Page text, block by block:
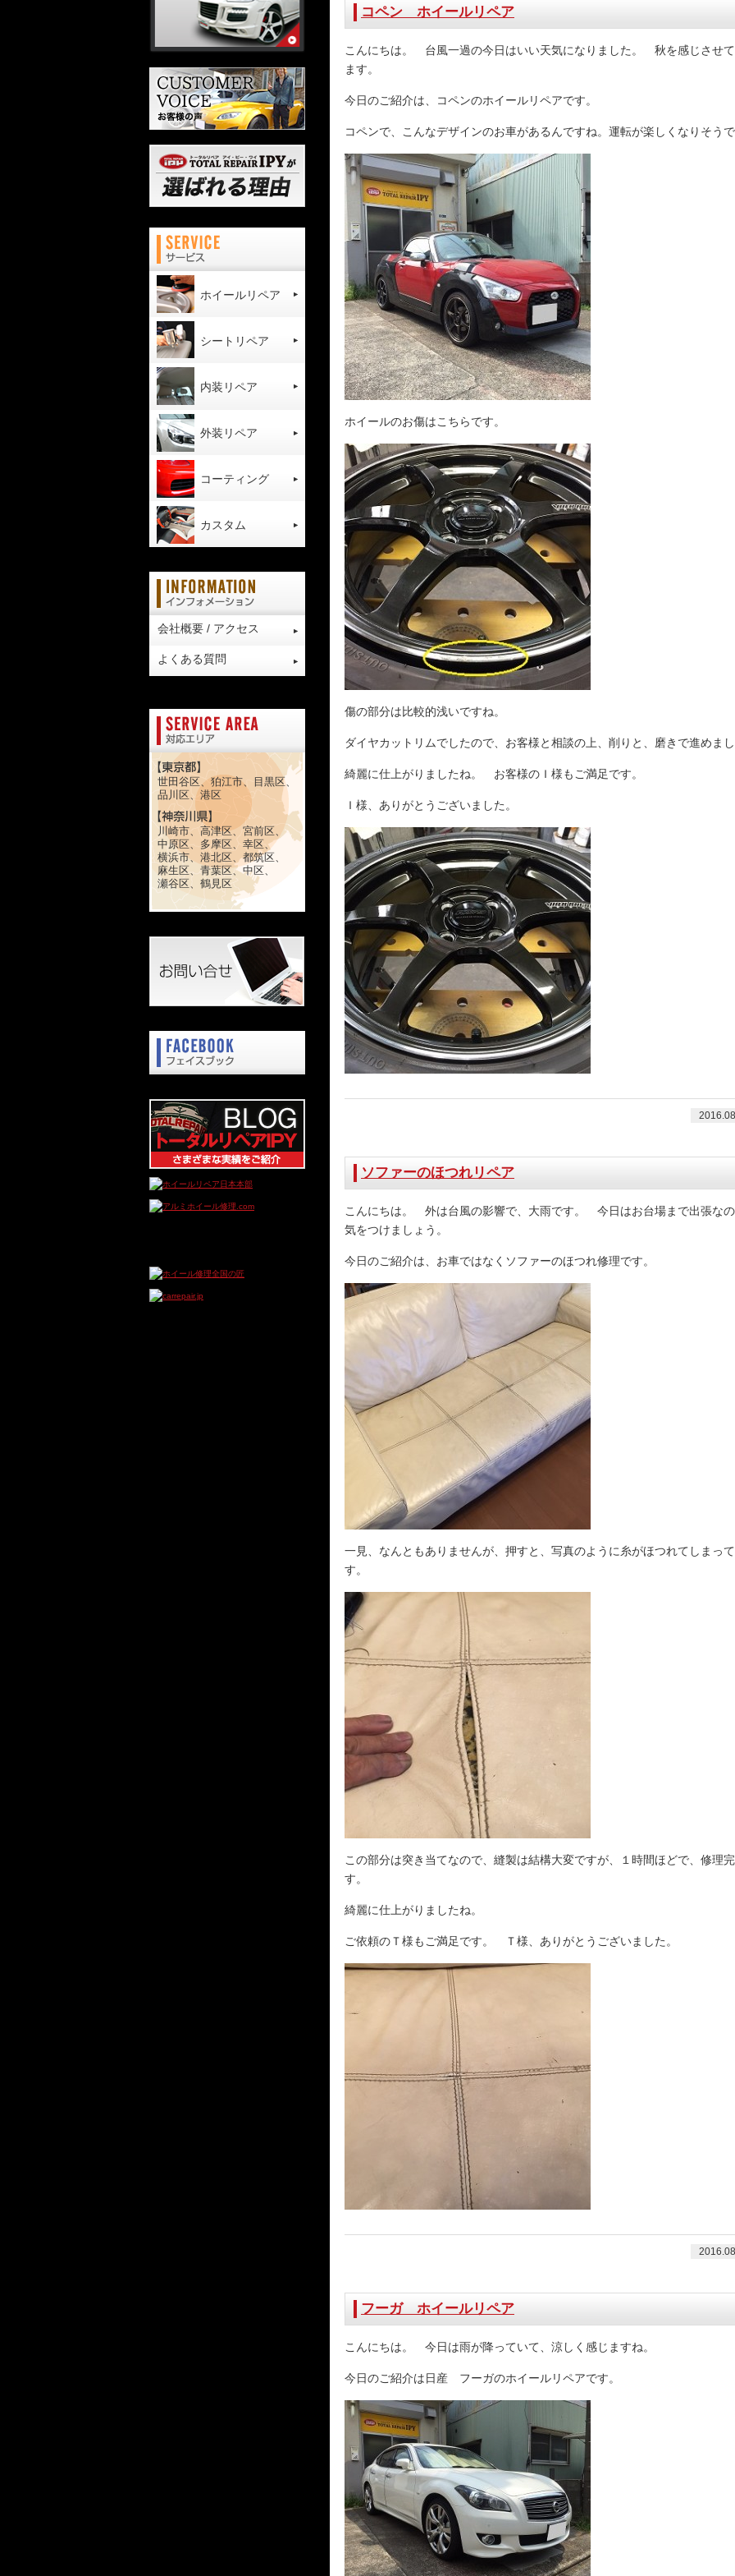
コペン ホイールリペア
こんにちは。 台風一過の今日はいい天気になりました。 秋を感じさせ
ます。
今日のご紹介は、コペンのホイールリペアです。
コペンで、こんなデザインのお車があるんですね。運転が楽しくなりそう
ホイールのお傷はこちらです。
傷の部分は比較的浅いですね。
ダイヤカットリムでしたので、お客様と相談の上、削りと、磨きで進めま
綺麗に仕上がりましたね。 お客様のＩ様もご満足です。
Ｉ様、ありがとうございました。
ソファーのほつれリペア
こんにちは。 外は台風の影響で、大雨です。 今日はお台場まで出張な
気をつけましょう。
今日のご紹介は、お車ではなくソファーのほつれ修理です。
一見、なんともありませんが、押すと、写真のように糸がほつれてしまっ
す。
この部分は突き当てなので、縫製は結構大変ですが、１時間ほどで、修理
す。
綺麗に仕上がりましたね。
ご依頼のＴ様もご満足です。 Ｔ様、ありがとうございました。
フーガ ホイールリペア
こんにちは。 今日は雨が降っていて、涼しく感じますね。
今日のご紹介は日産 フーガのホイールリペアです。
ホイールリペア
シートリペア
内装リペア
外装リペア
コーティング
カスタム
会社概要 / アクセス
よくある質問
世田谷区、狛江市、目黒区、
品川区、港区
川崎市、高津区、宮前区、
中原区、多摩区、幸区、
横浜市、港北区、都筑区、
麻生区、青葉区、中区、
瀬谷区、鶴見区